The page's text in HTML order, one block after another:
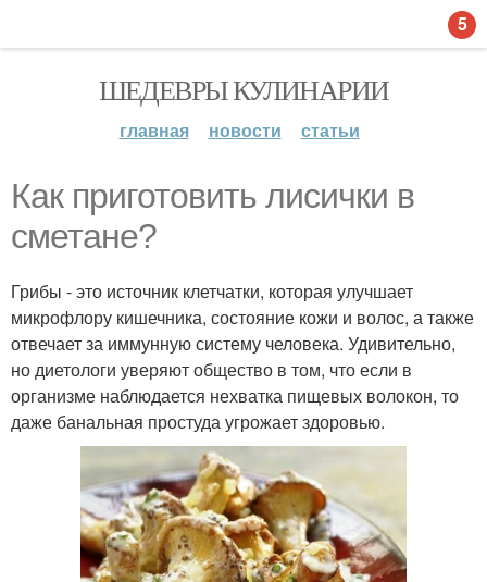
ШЕДЕВРЫ КУЛИНАРИИ
главная новости статьи
Как приготовить лисички в
сметане?
Грибы - это источник клетчатки, которая улучшает
микрофлору кишечника, состояние кожи и волос, а также
отвечает за иммунную систему человека. Удивительно,
но диетологи уверяют общество в том, что если в
организме наблюдается нехватка пищевых волокон, то
даже банальная простуда угрожает здоровью.
5